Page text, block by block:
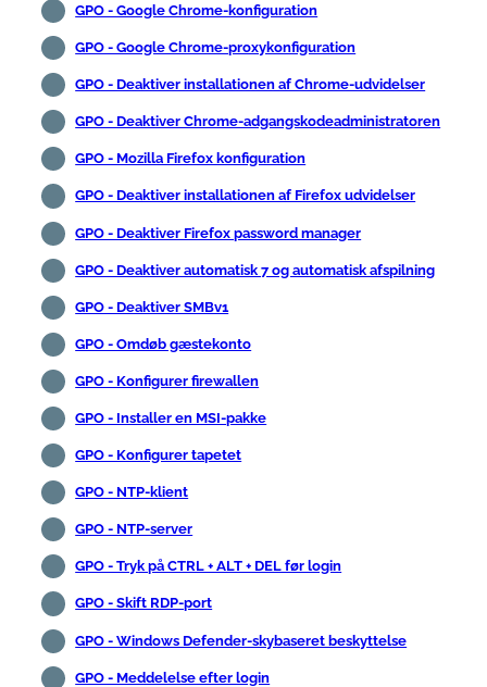
GPO - Google Chrome-konfiguration
GPO - Google Chrome-proxykonfiguration
GPO - Deaktiver installationen af Chrome-udvidelser
GPO - Deaktiver Chrome-adgangskodeadministratoren
GPO - Mozilla Firefox konfiguration
GPO - Deaktiver installationen af Firefox udvidelser
GPO - Deaktiver Firefox password manager
GPO - Deaktiver automatisk 7 og automatisk afspilning
GPO - Deaktiver SMBv1
GPO - Omdøb gæstekonto
GPO - Konfigurer firewallen
GPO - Installer en MSI-pakke
GPO - Konfigurer tapetet
GPO - NTP-klient
GPO - NTP-server
GPO - Tryk på CTRL + ALT + DEL før login
GPO - Skift RDP-port
GPO - Windows Defender-skybaseret beskyttelse
GPO - Meddelelse efter login